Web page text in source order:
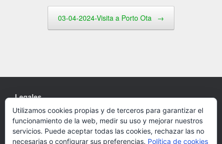
03-04-2024-Visita a Porto Ota →
Legales
Cookies
Política de privacidad
Utilizamos cookies propias y de terceros para garantizar el
funcionamiento de la web, medir su uso y mejorar nuestros
servicios. Puede aceptar todas las cookies, rechazar las no
necesarias o configurar sus preferencias. Política de cookies